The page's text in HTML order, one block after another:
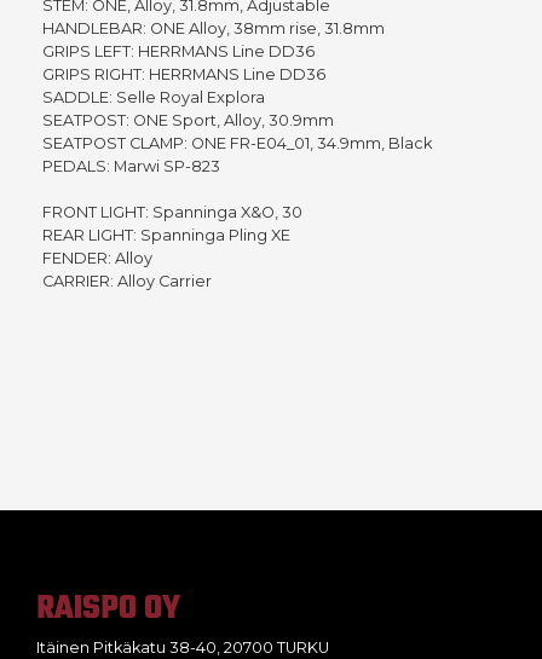
STEM: ONE, Alloy, 31.8mm, Adjustable
HANDLEBAR: ONE Alloy, 38mm rise, 31.8mm
GRIPS LEFT: HERRMANS Line DD36
GRIPS RIGHT: HERRMANS Line DD36
SADDLE: Selle Royal Explora
SEATPOST: ONE Sport, Alloy, 30.9mm
SEATPOST CLAMP: ONE FR-E04_01, 34.9mm, Black
PEDALS: Marwi SP-823
FRONT LIGHT: Spanninga X&O, 30
REAR LIGHT: Spanninga Pling XE
FENDER: Alloy
CARRIER: Alloy Carrier
RAISPO OY
Itäinen Pitkäkatu 38-40, 20700 TURKU